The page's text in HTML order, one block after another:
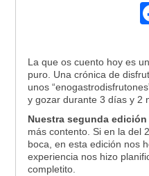
La que os cuento hoy es
puro. Una crónica de
unos
y gozar durante 3 días y 2
Nuestra segunda
más contento. Si en la del
boca, en esta edición nos
experiencia nos hizo
completito.